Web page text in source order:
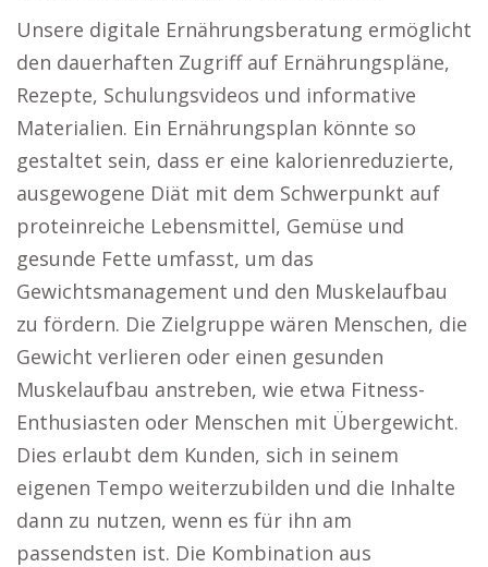
Unsere digitale Ernährungsberatung ermöglicht
den dauerhaften Zugriff auf Ernährungspläne,
Rezepte, Schulungsvideos und informative
Materialien. Ein Ernährungsplan könnte so
gestaltet sein, dass er eine kalorienreduzierte,
ausgewogene Diät mit dem Schwerpunkt auf
proteinreiche Lebensmittel, Gemüse und
gesunde Fette umfasst, um das
Gewichtsmanagement und den Muskelaufbau
zu fördern. Die Zielgruppe wären Menschen, die
Gewicht verlieren oder einen gesunden
Muskelaufbau anstreben, wie etwa Fitness-
Enthusiasten oder Menschen mit Übergewicht.
Dies erlaubt dem Kunden, sich in seinem
eigenen Tempo weiterzubilden und die Inhalte
dann zu nutzen, wenn es für ihn am
passendsten ist. Die Kombination aus